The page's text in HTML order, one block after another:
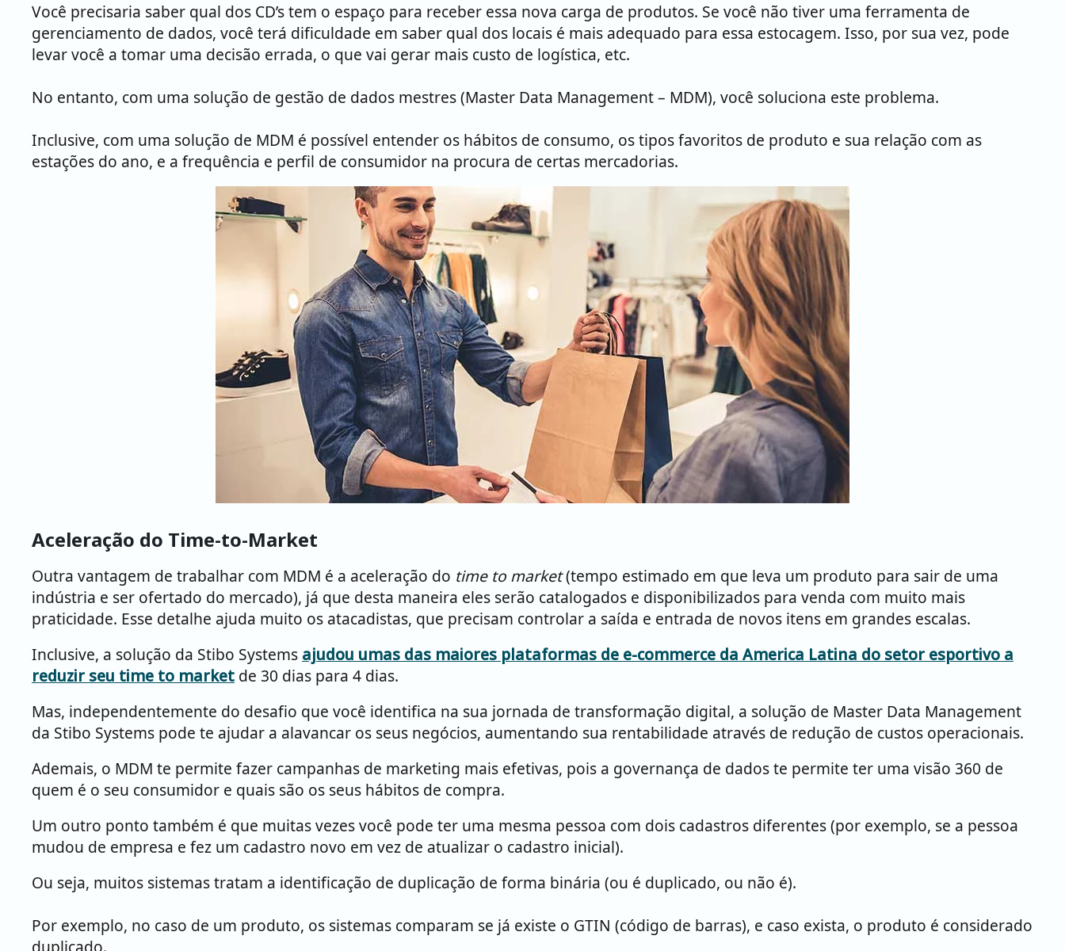
Você precisaria saber qual dos CD’s tem o espaço para receber essa nova carga de produtos. Se você não tiver uma ferramenta de
gerenciamento de dados, você terá dificuldade em saber qual dos locais é mais adequado para essa estocagem. Isso, por sua vez, pode
levar você a tomar uma decisão errada, o que vai gerar mais custo de logística, etc.
No entanto, com uma solução de gestão de dados mestres (Master Data Management – MDM), você soluciona este problema.
Inclusive, com uma solução de MDM é possível entender os hábitos de consumo, os tipos favoritos de produto e sua relação com as
estações do ano, e a frequência e perfil de consumidor na procura de certas mercadorias.
Aceleração do Time-to-Market
Outra vantagem de trabalhar com MDM é a aceleração do time to market(tempo estimado em que leva um produto para sair de uma
indústria e ser ofertado do mercado), já que desta maneira eles serão catalogados e disponibilizados para venda com muito mais
praticidade. Esse detalhe ajuda muito os atacadistas, que precisam controlar a saída e entrada de novos itens em grandes escalas.
Inclusive, a solução da Stibo Systems ajudou umas das maiores plataformas de e-commerce da America Latina do setor esportivo a
reduzir seu time to market de 30 dias para 4 dias.
Mas, independentemente do desafio que você identifica na sua jornada de transformação digital, a solução de Master Data Management
da Stibo Systems pode te ajudar a alavancar os seus negócios, aumentando sua rentabilidade através de redução de custos operacionais.
Ademais, o MDM te permite fazer campanhas de marketing mais efetivas, pois a governança de dados te permite ter uma visão 360 de
quem é o seu consumidor e quais são os seus hábitos de compra.
Um outro ponto também é que muitas vezes você pode ter uma mesma pessoa com dois cadastros diferentes (por exemplo, se a pessoa
mudou de empresa e fez um cadastro novo em vez de atualizar o cadastro inicial).
Ou seja, muitos sistemas tratam a identificação de duplicação de forma binária (ou é duplicado, ou não é).
Por exemplo, no caso de um produto, os sistemas comparam se já existe o GTIN (código de barras), e caso exista, o produto é considerado
duplicado.